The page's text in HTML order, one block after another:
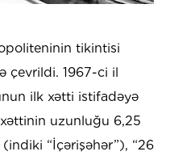
tikintisi
çevrildi. 1967-ci il
ilk xətti istifadəyə
uzunluğu 6,25
“İçərişəhər”), “26